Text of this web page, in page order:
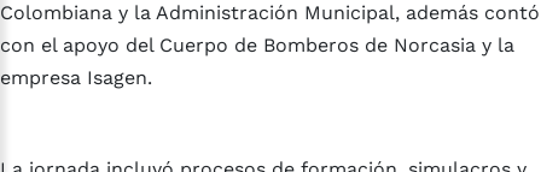
Colombiana y la Administración Municipal, además contó
con el apoyo del Cuerpo de Bomberos de Norcasia y la
empresa Isagen.